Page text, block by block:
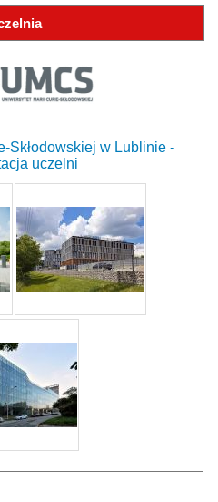
Skłodowskiej w Lublinie -
uczelni